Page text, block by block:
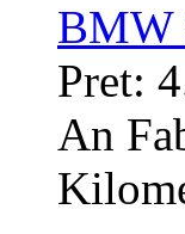
BMW
Pret:
An